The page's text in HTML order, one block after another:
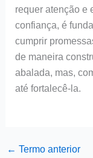
requer atenção e
confiança, é
cumprir
de maneira
abalada, mas,
até fortalecê-la.
← Termo anterior